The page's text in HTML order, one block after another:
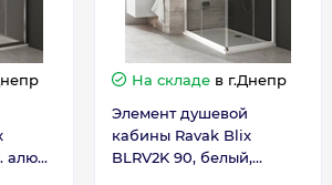
алюм.,
На складе в г.Днепр
Элемент душевой
кабины Ravak Blix
BLRV2K 90, белый,